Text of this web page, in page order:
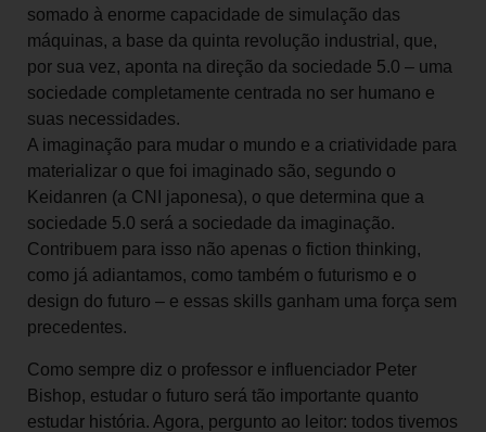
somado à enorme capacidade de simulação das
máquinas, a base da quinta revolução industrial, que,
por sua vez, aponta na direção da sociedade 5.0 – uma
sociedade completamente centrada no ser humano e
suas necessidades.
A imaginação para mudar o mundo e a criatividade para
materializar o que foi imaginado são, segundo o
Keidanren (a CNI japonesa), o que determina que a
sociedade 5.0 será a sociedade da imaginação.
Contribuem para isso não apenas o fiction thinking,
como já adiantamos, como também o futurismo e o
design do futuro – e essas skills ganham uma força sem
precedentes.
Como sempre diz o professor e influenciador Peter
Bishop, estudar o futuro será tão importante quanto
estudar história. Agora, pergunto ao leitor: todos tivemos